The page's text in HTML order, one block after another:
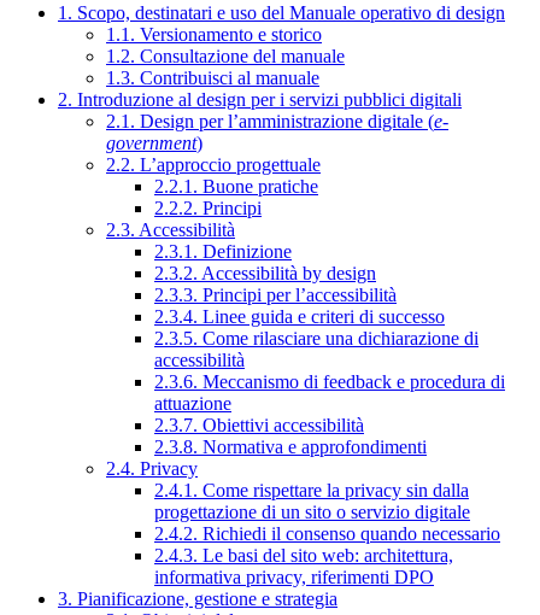
1. Scopo, destinatari e uso del Manuale operativo di design
1.1. Versionamento e storico
1.2. Consultazione del manuale
1.3. Contribuisci al manuale
2. Introduzione al design per i servizi pubblici digitali
2.1. Design per l’amministrazione digitale (e-
government)
2.2. L’approccio progettuale
2.2.1. Buone pratiche
2.2.2. Principi
2.3. Accessibilità
2.3.1. Definizione
2.3.2. Accessibilità by design
2.3.3. Principi per l’accessibilità
2.3.4. Linee guida e criteri di successo
2.3.5. Come rilasciare una dichiarazione di
accessibilità
2.3.6. Meccanismo di feedback e procedura di
attuazione
2.3.7. Obiettivi accessibilità
2.3.8. Normativa e approfondimenti
2.4. Privacy
2.4.1. Come rispettare la privacy sin dalla
progettazione di un sito o servizio digitale
2.4.2. Richiedi il consenso quando necessario
2.4.3. Le basi del sito web: architettura,
informativa privacy, riferimenti DPO
3. Pianificazione, gestione e strategia